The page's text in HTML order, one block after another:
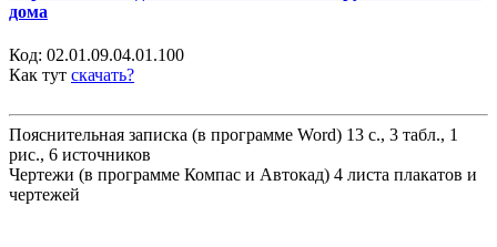
дома
Код: 02.01.09.04.01.100
Как тут скачать?
Пояснительная записка (в программе Word) 13 с., 3 табл., 1
рис., 6 источников
Чертежи (в программе Компас и Автокад) 4 листа плакатов и
чертежей